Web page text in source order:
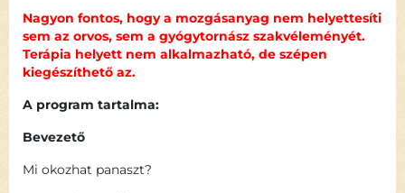
Nagyon fontos, hogy a mozgásanyag nem helyettesíti
sem az orvos, sem a gyógytornász szakvéleményét.
Terápia helyett nem alkalmazható, de szépen
kiegészíthető az.
A program tartalma:
Bevezető
Mi okozhat panaszt?